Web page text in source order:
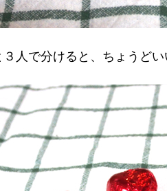
人で分けると、ちょうどい